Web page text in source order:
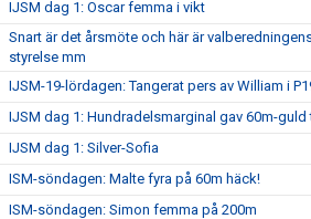
IJSM dag 1: Oscar femma i vikt
Snart är det årsmöte och här är
styrelse mm
IJSM-19-lördagen: Tangerat pers av William i
IJSM dag 1: Hundradelsmarginal gav 60m-guld
IJSM dag 1: Silver-Sofia
ISM-söndagen: Malte fyra på 60m häck!
ISM-söndagen: Simon femma på 200m